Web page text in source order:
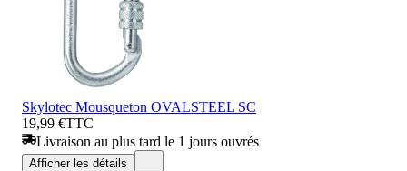
Skylotec Mousqueton OVALSTEEL SC
19,99 €TTC
Livraison au plus tard le 1 jours ouvrés
Afficher les détails